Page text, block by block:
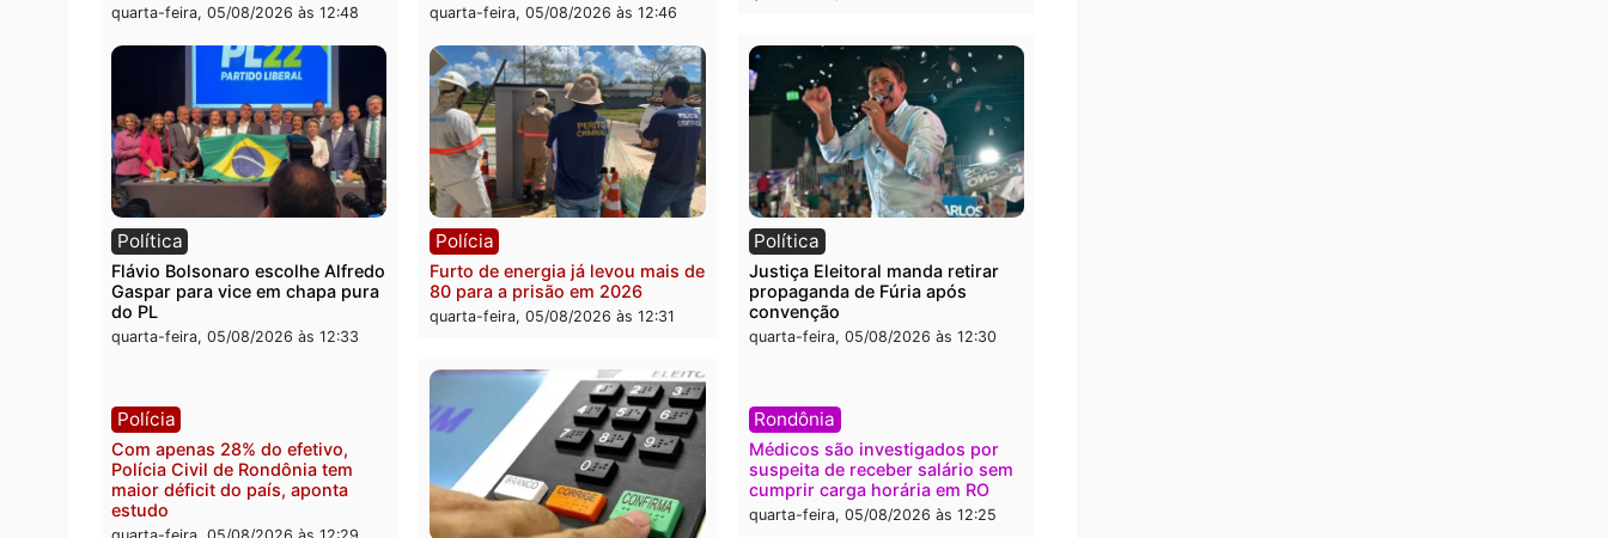
Política
Violência domina o debate
eleitoral e segurança vira
principal arma dos candidatos
ao Governo de Rondônia
Polícia
O dinheiro do crime: PF
apreende R$ 2 milhões em Porto
Velho e expõe esquema
quarta-feira, 05/08/2026 às 12:46
Confronto durante operação
termina com foragido baleado e
grande apreensão de drogas
quarta-feira, 05/08/2026 às 12:42